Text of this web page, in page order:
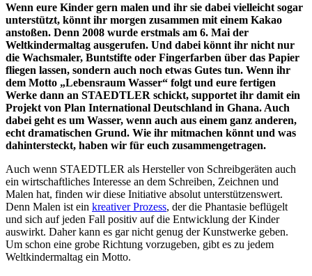
Wenn eure Kinder gern malen und ihr sie dabei vielleicht sogar
unterstützt, könnt ihr morgen zusammen mit einem Kakao
anstoßen. Denn 2008 wurde erstmals am 6. Mai der
Weltkindermaltag ausgerufen. Und dabei könnt ihr nicht nur
die Wachsmaler, Buntstifte oder Fingerfarben über das Papier
fliegen lassen, sondern auch noch etwas Gutes tun. Wenn ihr
dem Motto „Lebensraum Wasser“ folgt und eure fertigen
Werke dann an STAEDTLER schickt, supportet ihr damit ein
Projekt von Plan International Deutschland in Ghana. Auch
dabei geht es um Wasser, wenn auch aus einem ganz anderen,
echt dramatischen Grund. Wie ihr mitmachen könnt und was
dahintersteckt, haben wir für euch zusammengetragen.
Auch wenn STAEDTLER als Hersteller von Schreibgeräten auch
ein wirtschaftliches Interesse an dem Schreiben, Zeichnen und
Malen hat, finden wir diese Initiative absolut unterstützenswert.
Denn Malen ist ein kreativer Prozess, der die Phantasie beflügelt
und sich auf jeden Fall positiv auf die Entwicklung der Kinder
auswirkt. Daher kann es gar nicht genug der Kunstwerke geben.
Um schon eine grobe Richtung vorzugeben, gibt es zu jedem
Weltkindermaltag ein Motto.